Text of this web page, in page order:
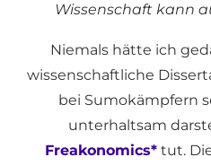
Wissenschaft kann
Niemals hätte ich
wissenschaftliche
bei Sumokämpfern
unterhaltsam
Freakonomics* tut.